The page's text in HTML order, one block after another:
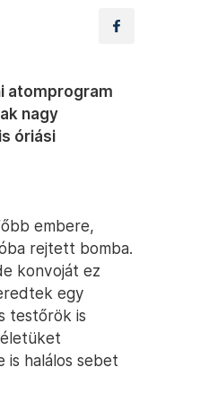
atomprogram
nagy
óriási
embere,
rejtett bomba.
konvoját ez
egy
testőrök is
halálos sebet